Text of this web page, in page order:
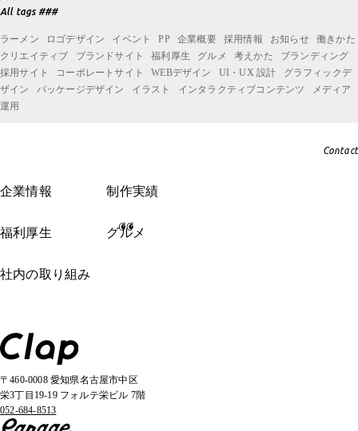
All tags ###
ラーメン ロゴデザイン イベント PP 企業概要 採用情報 お知らせ
働きかた
クリエイティブ
ブランドサイト 福利厚生 グルメ 考えかた
ブランディング
採用サイト
コーポレートサイト WEBデザイン UI・UX 設計
グラフィックデ
ザイン
パッケージデザイン イラスト インタラクティブコンテンツ
メディア
運用
〒460-0008 愛知県名古屋市中区
栄3丁目19-19 フォルテ栄ビル 7階
052-684-8513
企業情報 制作実績
福利厚生 グルメ
社内の取り組み
Contact